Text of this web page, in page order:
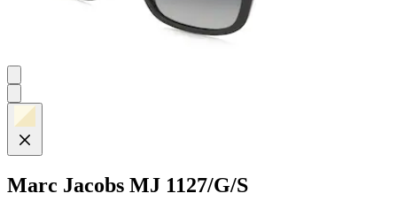
Marc Jacobs MJ 1127/G/S